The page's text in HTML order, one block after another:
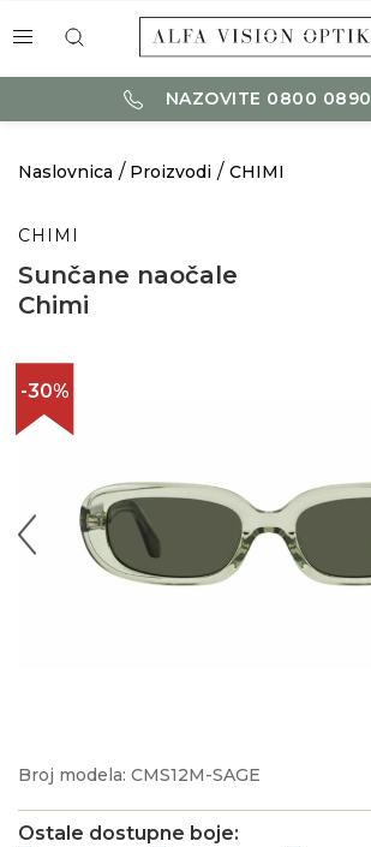
NAZOVITE 0800 0890
Naslovnica Proizvodi CHIMI
CHIMI
Sunčane naočale
Chimi
-30%
Broj modela: CMS12M-SAGE
Ostale dostupne boje: